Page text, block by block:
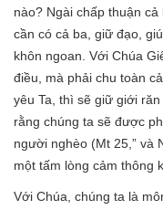
nào? Ngài chấp thuận
cần có cả ba, giữ đạo,
khôn ngoan. Với Chúa
điều, mà phải chu toàn
yêu Ta, thì sẽ giữ giới
rằng chúng ta sẽ được
người nghèo (Mt 25,” và
một tấm lòng cảm thông
Với Chúa, chúng ta là